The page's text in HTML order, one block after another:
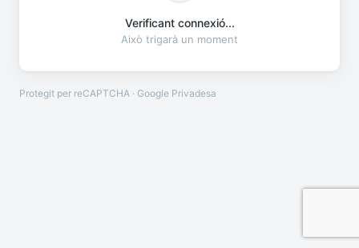
Verificant connexió...
Això trigarà un moment
Protegit per reCAPTCHA · Google Privadesa